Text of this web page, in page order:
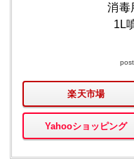
消毒
1L
楽天市場
Yahooショッピング